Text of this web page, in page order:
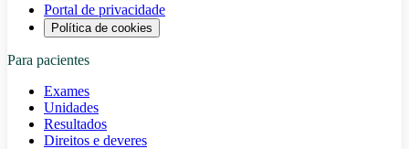
Portal de privacidade
Política de cookies
Para pacientes
Exames
Unidades
Resultados
Direitos e deveres